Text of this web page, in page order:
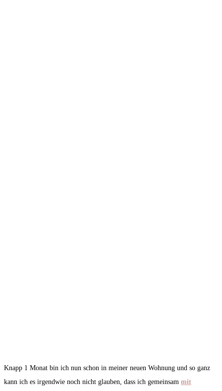
Knapp 1 Monat bin ich nun schon in meiner neuen Wohnung und so ganz
kann ich es irgendwie noch nicht glauben, dass ich gemeinsam mit